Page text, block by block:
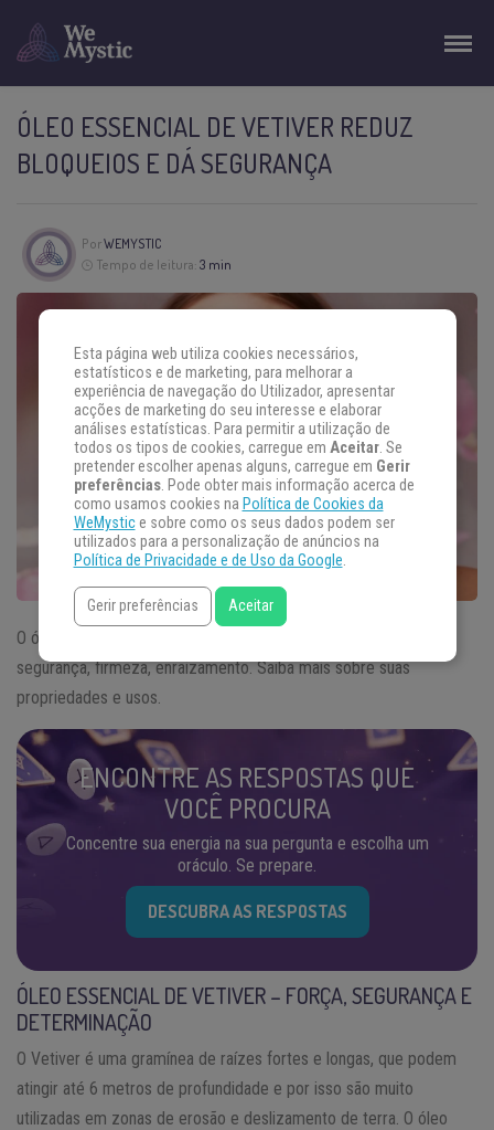
ÓLEO ESSENCIAL DE VETIVER REDUZ
BLOQUEIOS E DÁ SEGURANÇA
PorWEMYSTIC
Tempo de leitura: 3 min
O óleo essencial de Vetiver é ideal para gerar sensação de
segurança, firmeza, enraizamento. Saiba mais sobre suas
propriedades e usos.
ENCONTRE AS RESPOSTAS QUE
VOCÊ PROCURA
Concentre sua energia na sua pergunta e escolha um
oráculo. Se prepare.
DESCUBRA AS RESPOSTAS
ÓLEO ESSENCIAL DE VETIVER – FORÇA, SEGURANÇA E
DETERMINAÇÃO
O Vetiver é uma gramínea de raízes fortes e longas, que podem
atingir até 6 metros de profundidade e por isso são muito
utilizadas em zonas de erosão e deslizamento de terra. O óleo
Esta página web utiliza cookies necessários,
estatísticos e de marketing, para melhorar a
experiência de navegação do Utilizador, apresentar
acções de marketing do seu interesse e elaborar
análises estatísticas. Para permitir a utilização de
todos os tipos de cookies, carregue em Aceitar. Se
pretender escolher apenas alguns, carregue em Gerir
preferências. Pode obter mais informação acerca de
como usamos cookies na Política de Cookies da
WeMystice sobre como os seus dados podem ser
utilizados para a personalização de anúncios na
Política de Privacidade e de Uso da Google.
Gerir preferências Aceitar